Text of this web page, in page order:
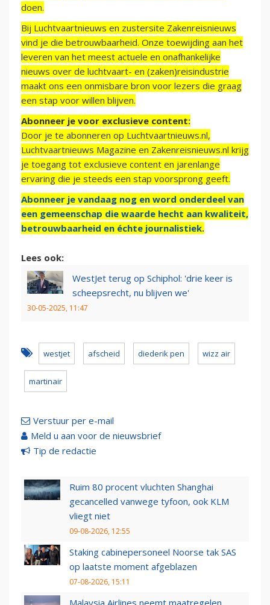
doen.
Bij Luchtvaartnieuws en zustersite Zakenreisnieuws
vind je die betrouwbaarheid. Onze toewijding aan het
leveren van het meest actuele en onafhankelijke
nieuws over de luchtvaart- en (zaken)reisindustrie
maakt ons een onmisbare bron voor lezers die graag
een stap voor willen blijven.
Abonneer je voor exclusieve content:
Door je te abonneren op Luchtvaartnieuws.nl,
Luchtvaartnieuws Magazine en Zakenreisnieuws.nl krijg
je toegang tot exclusieve content en jarenlange
ervaring die je steeds een stap voorsprong geeft.
Abonneer je vandaag nog en word onderdeel van
een gemeenschap die waarde hecht aan kwaliteit,
betrouwbaarheid en échte journalistiek.
Lees ook:
WestJet terug op Schiphol: 'drie keer is
scheepsrecht, nu blijven we'
30-05-2025, 11:47
westjet afscheid diederik pen wizz air
martinair
Verstuur per e-mail
Meld u aan voor de nieuwsbrief
Tip de redactie
Ruim 80 procent vluchten Shanghai
gecancelled vanwege tyfoon, ook KLM
vliegt niet
09-08-2026, 12:55
Staking cabinepersoneel Noorse tak SAS
op laatste moment afgeblazen
07-08-2026, 15:11